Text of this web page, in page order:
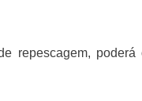
repescagem,